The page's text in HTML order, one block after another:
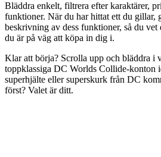
Bläddra enkelt, filtrera efter karaktärer,
funktioner. När du har hittat ett du gillar,
beskrivning av dess funktioner, så du
du är på väg att köpa in dig i.
Klar att börja? Scrolla upp och bläddra i
toppklassiga DC Worlds Collide-konton
superhjälte eller superskurk från DC
först? Valet är ditt.